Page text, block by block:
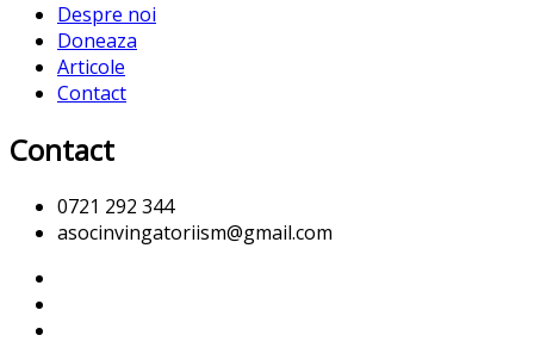
Despre noi
Doneaza
Articole
Contact
Contact
0721 292 344
asocinvingatoriism@gmail.com